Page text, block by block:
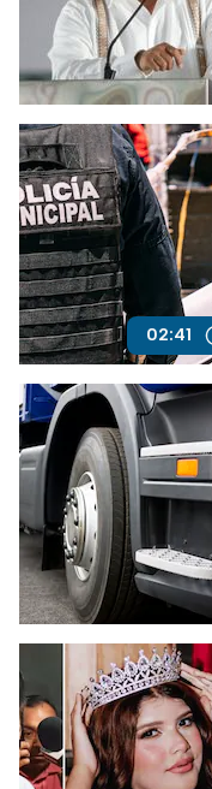
02:41